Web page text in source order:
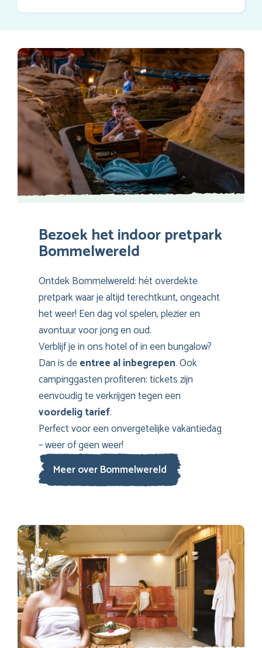
Bezoek het indoor pretpark
Bommelwereld
Ontdek Bommelwereld: hét overdekte
pretpark waar je altijd terechtkunt, ongeacht
het weer! Een dag vol spelen, plezier en
avontuur voor jong en oud.
Verblijf je in ons hotel of in een bungalow?
Dan is deentree al inbegrepen. Ook
campinggasten profiteren: tickets zijn
eenvoudig te verkrijgen tegen een
voordelig tarief.
Perfect voor een onvergetelijke vakantiedag
– weer of geen weer!
Meer over Bommelwereld